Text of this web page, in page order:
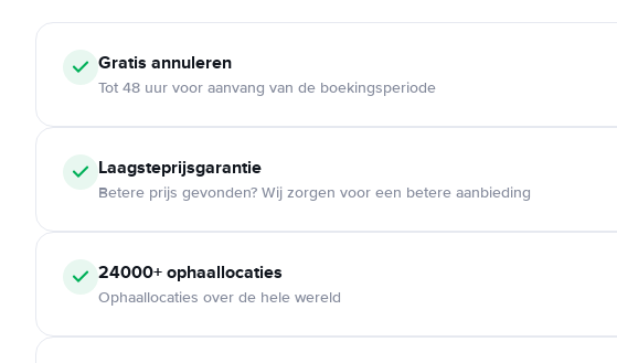
Gratis annuleren
Tot 48 uur voor aanvang van de boekingsperiode
Laagsteprijsgarantie
Betere prijs gevonden? Wij zorgen voor een betere aanbieding
24000+ ophaallocaties
Ophaallocaties over de hele wereld